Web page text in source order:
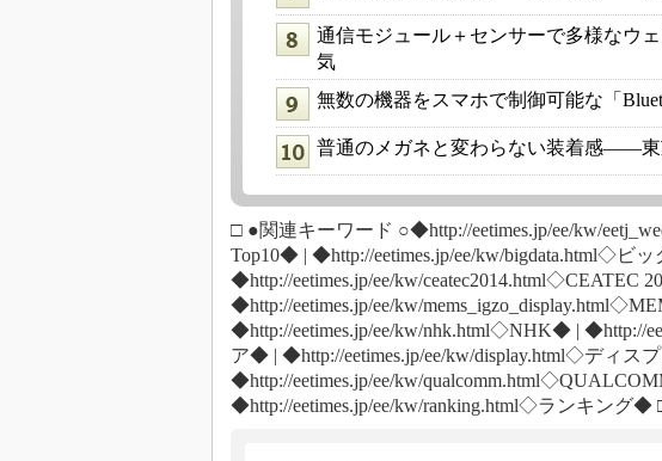
通信モジュール＋センサーで多様なウ
気
無数の機器をスマホで制御可能な「
普通のメガネと変わらない装着感――東
□ ●関連キーワード ○◆http://eetimes.jp/ee/kw/
Top10◆ | ◆http://eetimes.jp/ee/kw/bigdata.html◇ビ
◆http://eetimes.jp/ee/kw/ceatec2014.html◇CEATEC
◆http://eetimes.jp/ee/kw/
◆http://eetimes.jp/ee/kw/nhk.html◇NHK◆ | ◆http://
ア◆ | ◆http://eetimes.jp/ee/kw/display.html◇ディス
◆http://eetimes.jp/ee/kw/
◆http://eetimes.jp/ee/kw/ranking.html◇ランキング◆